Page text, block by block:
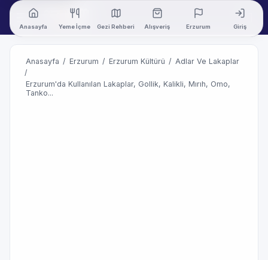
Anasayfa Yeme İçme Gezi Rehberi Alışveriş Erzurum Giriş
Anasayfa / Erzurum / Erzurum Kültürü / Adlar Ve Lakaplar
/
Erzurum'da Kullanılan Lakaplar, Gollik, Kalikli, Mırıh, Omo,
Tanko...